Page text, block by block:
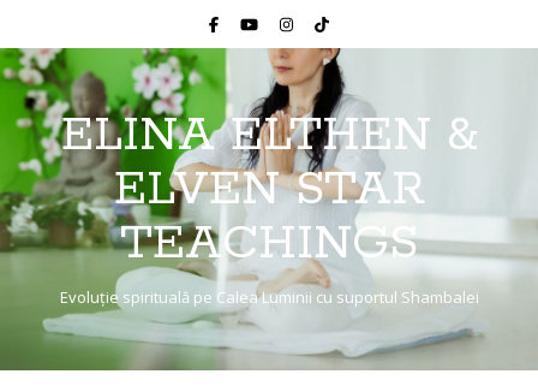
ELINA ELTHEN &
ELVEN STAR
TEACHINGS
Evoluție spirituală pe Calea Luminii cu suportul Shambalei